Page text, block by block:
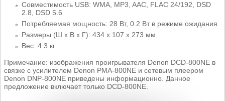
Совместимость USB: WMA, MP3, AAC, FLAC 24/192, DSD
2.8, DSD 5.6
Потребляемая мощность: 28 Вт, 0.2 Вт в режиме ожидания
Размеры (Ш x В x Г): 434 x 107 x 273 мм
Вес: 4.3 кг
Примечание: изображения проигрывателя Denon DCD-800NE в
связке с усилителем Denon PMA-800NE и сетевым плеером
Denon DNP-800NE приведены информационно. Данное
предложение включает только DCD-800NE.